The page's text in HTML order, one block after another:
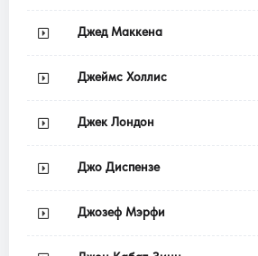
Джед Маккена
Джеймс Холлис
Джек Лондон
Джо Диспензе
Джозеф Мэрфи